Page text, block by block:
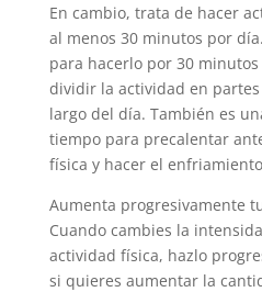
En cambio, trata de hacer
al menos 30 minutos por
para hacerlo por 30
dividir la actividad en
largo del día. También es
tiempo para precalentar
física y hacer el
Aumenta progresivamente
Cuando cambies la
actividad física, hazlo
si quieres aumentar la